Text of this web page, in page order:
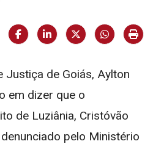
FacebookLinkedInX (formerly
Justiça de Goiás, Aylton
em dizer que o
de Luziânia, Cristóvão
pelo Ministério